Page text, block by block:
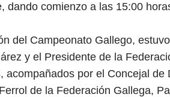
dando comienzo a las 15:00
del Campeonato Gallego,
y el Presidente de la
acompañados por el Concejal
de la Federación Gallega,